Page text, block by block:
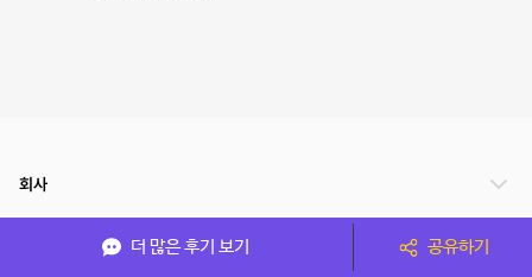
더 많은 후기 보기 공유하기
회사